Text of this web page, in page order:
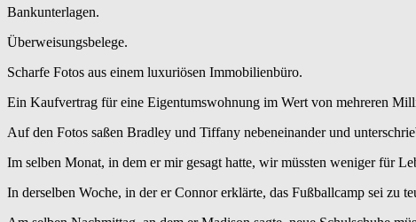
Bankunterlagen.
Überweisungsbelege.
Scharfe Fotos aus einem luxuriösen Immobilienbüro.
Ein Kaufvertrag für eine Eigentumswohnung im Wert von mehreren
Auf den Fotos saßen Bradley und Tiffany nebeneinander und
Im selben Monat, in dem er mir gesagt hatte, wir müssten weniger für
In derselben Woche, in der er Connor erklärte, das Fußballcamp sei zu